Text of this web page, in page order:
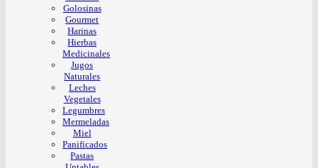
Golosinas
Gourmet
Harinas
Hierbas
Medicinales
Jugos
Naturales
Leches
Vegetales
Legumbres
Mermeladas
Miel
Panificados
Pastas